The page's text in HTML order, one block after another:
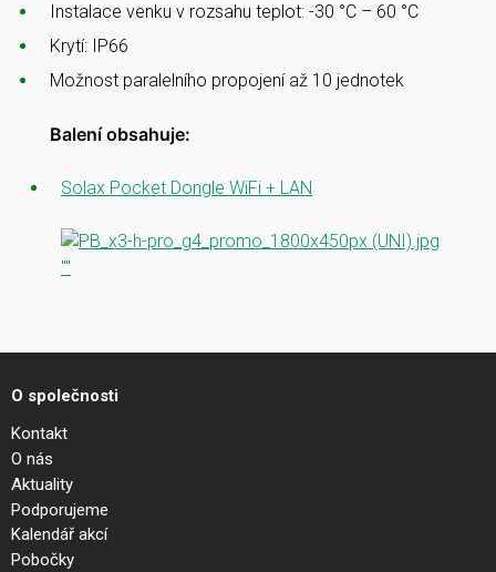
Instalace venku v rozsahu teplot: -30 °C – 60 °C
Krytí: IP66
Možnost paralelního propojení až 10 jednotek
Balení obsahuje:
Solax Pocket Dongle WiFi + LAN
""
O společnosti
Kontakt
O nás
Aktuality
Podporujeme
Kalendář akcí
Pobočky